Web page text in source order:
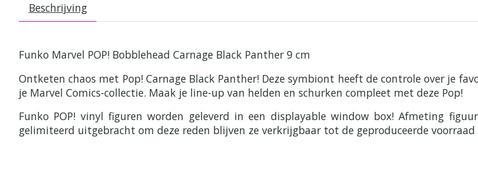
Beschrijving
Funko Marvel POP! Bobblehead Carnage Black Panther 9 cm
Ontketen chaos met Pop! Carnage Black Panther! Deze symbiont heeft de controle over je
je Marvel Comics-collectie. Maak je line-up van helden en schurken compleet met deze Pop!
Funko POP! vinyl figuren worden geleverd in een displayable window box! Afmeting
gelimiteerd uitgebracht om deze reden blijven ze verkrijgbaar tot de geproduceerde voorraad